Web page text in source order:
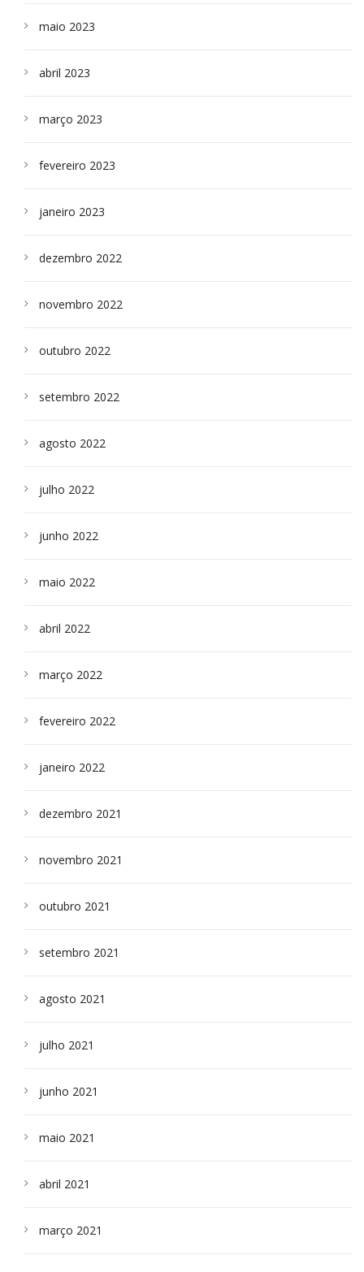
maio 2023
abril 2023
março 2023
fevereiro 2023
janeiro 2023
dezembro 2022
novembro 2022
outubro 2022
setembro 2022
agosto 2022
julho 2022
junho 2022
maio 2022
abril 2022
março 2022
fevereiro 2022
janeiro 2022
dezembro 2021
novembro 2021
outubro 2021
setembro 2021
agosto 2021
julho 2021
junho 2021
maio 2021
abril 2021
março 2021